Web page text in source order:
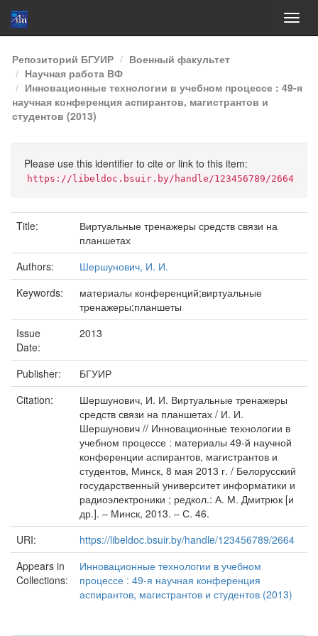
Skip
navigation
Репозиторий БГУИР
Военный факультет
Научная работа ВФ
Инновационные технологии в учебном процессе : 49-я
научная конференция аспирантов, магистрантов и
студентов (2013)
Please use this identifier to cite or link to this item:
https://libeldoc.bsuir.by/handle/123456789/2664
Title:
Виртуальные тренажеры средств связи на
планшетах
Authors:
Шершунович, И. И.
Keywords:
материалы конференций;виртуальные
тренажеры;планшеты
Issue
Date:
2013
Publisher:
БГУИР
Citation:
Шершунович, И. И. Виртуальные тренажеры
средств связи на планшетах / И. И.
Шершунович // Инновационные технологии в
учебном процессе : материалы 49-й научной
конференции аспирантов, магистрантов и
студентов, Минск, 8 мая 2013 г. / Белорусский
государственный университет информатики и
радиоэлектроники ; редкол.: А. М. Дмитрюк [и
др.]. – Минск, 2013. – С. 46.
URI:
https://libeldoc.bsuir.by/handle/123456789/2664
Appears in
Collections:
Инновационные технологии в учебном
процессе : 49-я научная конференция
аспирантов, магистрантов и студентов (2013)